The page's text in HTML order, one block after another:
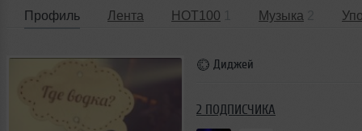
Профиль Лента HOT100 Музыка
Диджей
2 ПОДПИСЧИКА